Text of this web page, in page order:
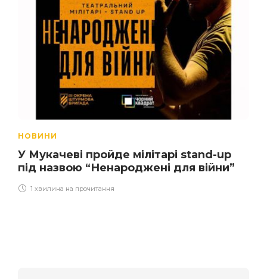
НОВИНИ
У Мукачеві пройде мілітарі stand-up
під назвою “Ненароджені для війни”
1 хвилина на прочитання